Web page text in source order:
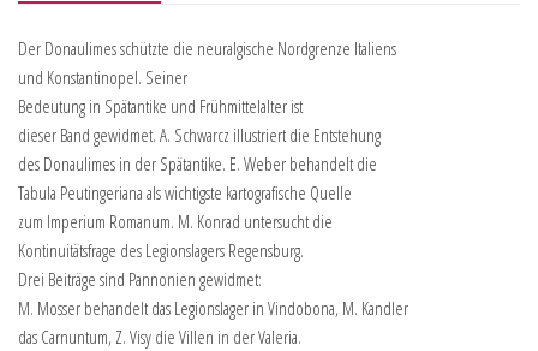
Der Donaulimes schützte die neuralgische Nordgrenze Italiens
und Konstantinopel. Seiner
Bedeutung in Spätantike und Frühmittelalter ist
dieser Band gewidmet. A. Schwarcz illustriert die Entstehung
des Donaulimes in der Spätantike. E. Weber behandelt die
Tabula Peutingeriana als wichtigste kartografische Quelle
zum Imperium Romanum. M. Konrad untersucht die
Kontinuitätsfrage des Legionslagers Regensburg.
Drei Beiträge sind Pannonien gewidmet:
M. Mosser behandelt das Legionslager in Vindobona, M. Kandler
das Carnuntum, Z. Visy die Villen in der Valeria.